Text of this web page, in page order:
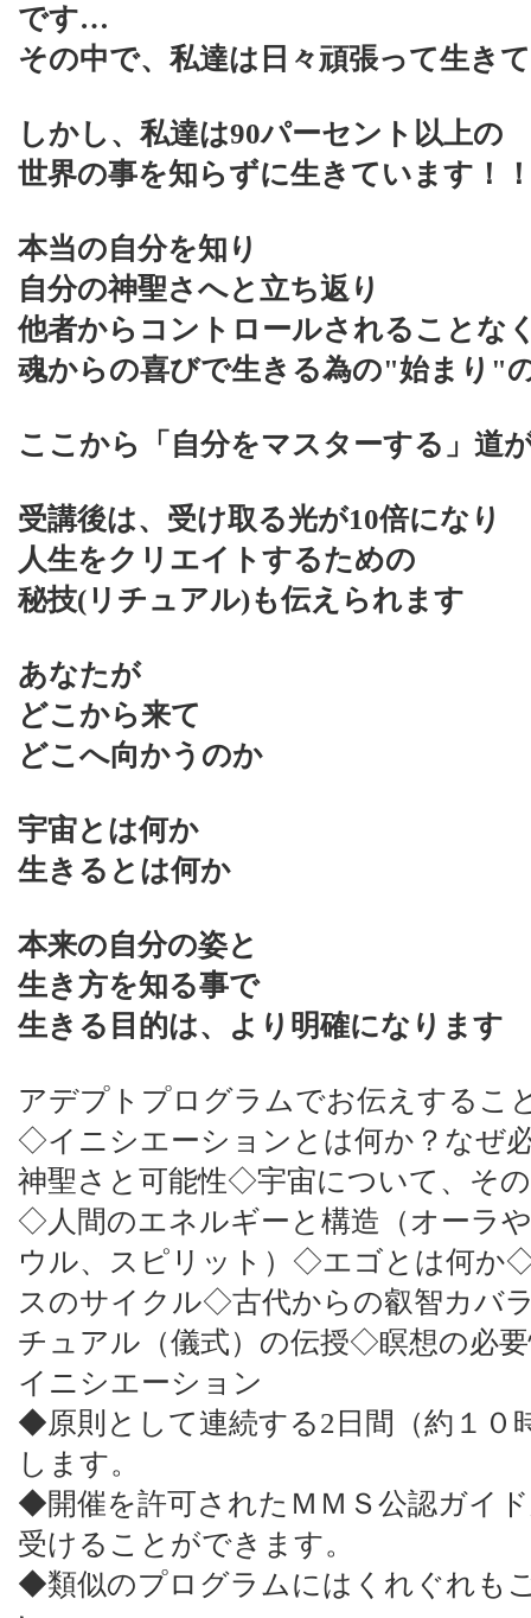
です…
その中で、私達は日々頑張って生き
しかし、私達は90パーセント以上の
世界の事を知らずに生きています！
本当の自分を知り
自分の神聖さへと立ち返り
他者からコントロールされることな
魂からの喜びで生きる為の"始まり"
ここから「自分をマスターする」道
受講後は、受け取る光が10倍になり
人生をクリエイトするための
秘技(リチュアル)も伝えられます
あなたが
どこから来て
どこへ向かうのか
宇宙とは何か
生きるとは何か
本来の自分の姿と
生き方を知る事で
生きる目的は、より明確になります
アデプトプログラムでお伝えするこ
◇イニシエーションとは何か？なぜ
神聖さと可能性◇宇宙について、そ
◇人間のエネルギーと構造（オーラ
ウル、スピリット）◇エゴとは何か
スのサイクル◇古代からの叡智カバ
チュアル（儀式）の伝授◇瞑想の必
イニシエーション
◆原則として連続する2日間（約１０
します。
◆開催を許可されたＭＭＳ公認ガイ
受けることができます。
◆類似のプログラムにはくれぐれも